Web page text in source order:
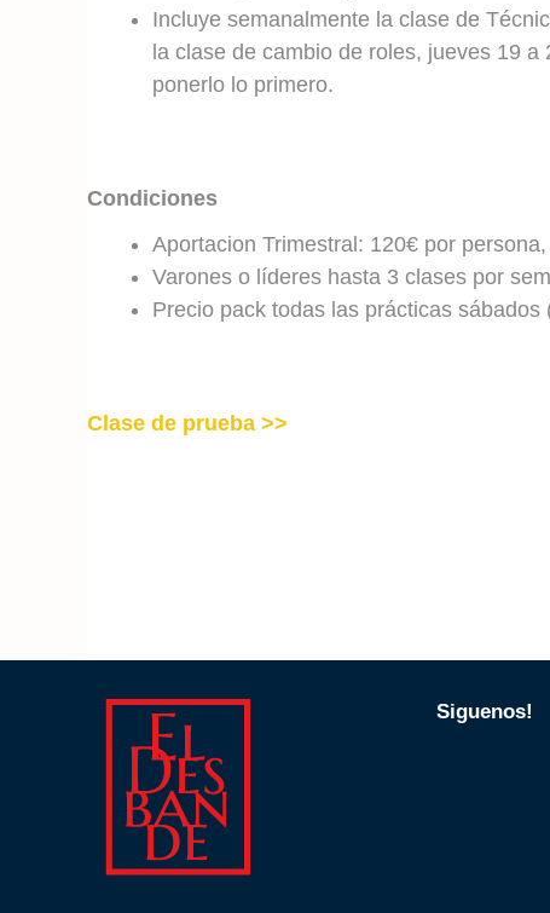
Incluye semanalmente la clase de
la clase de cambio de roles, jueves 19
ponerlo lo primero.
Condiciones
Aportacion Trimestral: 120€ por
Varones o líderes hasta 3 clases por
Precio pack todas las prácticas
Clase de prueba >>
Siguenos!